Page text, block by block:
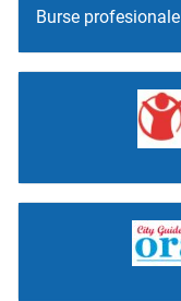
Burse profesionale